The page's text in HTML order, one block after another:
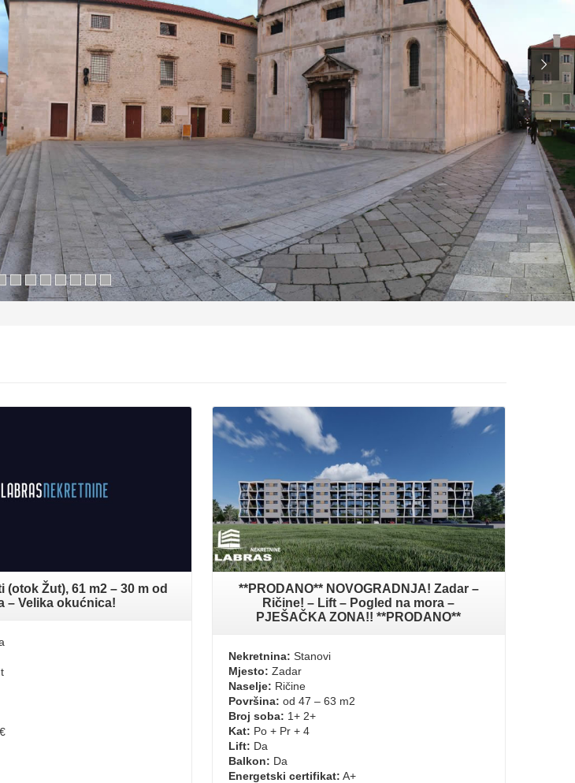
(otok Žut), 61 m2 – 30 m od
– Velika okućnica!
**PRODANO** NOVOGRADNJA! Zadar –
Ričine! – Lift – Pogled na mora –
PJEŠAČKA ZONA!! **PRODANO**
Nekretnina: Stanovi
Mjesto: Zadar
Naselje: Ričine
Površina: od 47 – 63 m2
Broj soba: 1+ 2+
Kat: Po + Pr + 4
Lift: Da
Balkon: Da
Energetski certifikat: A+